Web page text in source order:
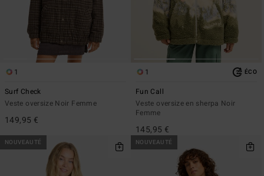
1
Surf Check
Veste oversize Noir Femme
149,95 €
1 ÉCO
Fun Call
Veste oversize en sherpa Noir
Femme
145,95 €
NOUVEAUTÉ NOUVEAUTÉ